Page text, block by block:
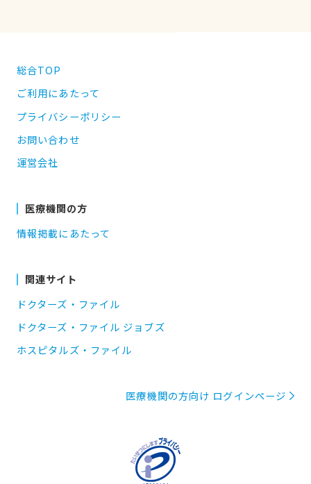
総合TOP
ご利用にあたって
プライバシーポリシー
お問い合わせ
運営会社
医療機関の方
情報掲載にあたって
関連サイト
ドクターズ・ファイル
ドクターズ・ファイル ジョブズ
ホスピタルズ・ファイル
医療機関の方向け ログインページ